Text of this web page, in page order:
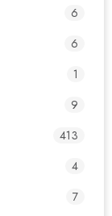
6
6
1
9
413
4
7